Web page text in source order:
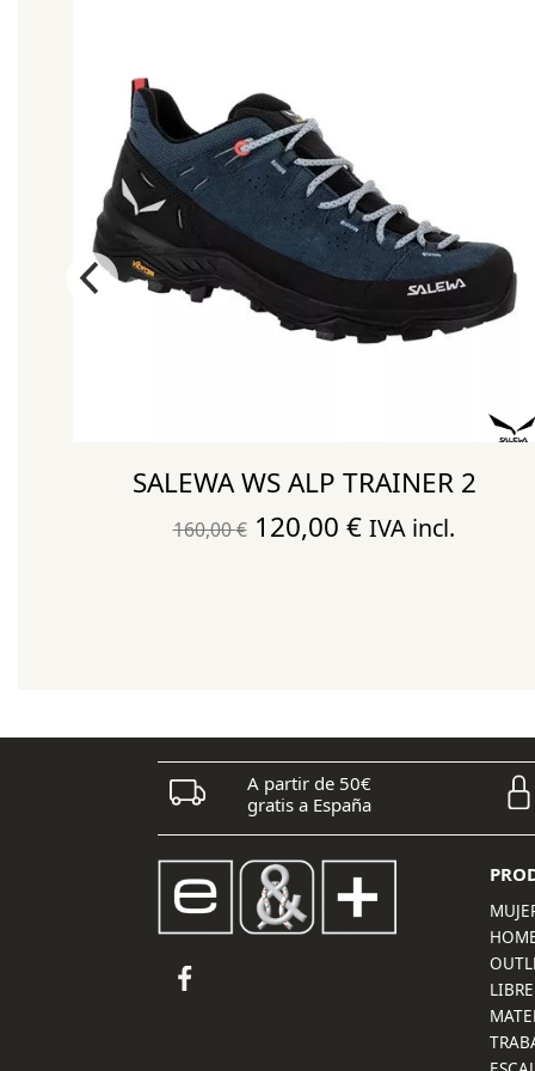
SALEWA WS ALP TRAINER 2
160,00€ El
120,00 €El
IVA incl.
A partir de 50€
gratis a España